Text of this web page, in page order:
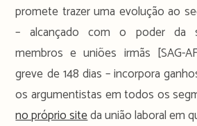
promete trazer uma evolução ao
– alcançado com o poder da
membros e uniões irmãs [SAG-
greve de 148 dias – incorpora
os argumentistas em todos os
no próprio siteda união laboral em